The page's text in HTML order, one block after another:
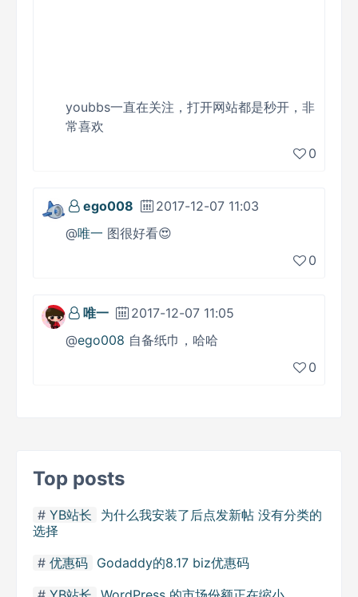
youbbs一直在关注，打开网站都是秒开，非
常喜欢
0
ego008
2017-12-07 11:03
@唯一 图很好看😍
0
唯一
2017-12-07 11:05
@ego008 自备纸巾，哈哈
0
Top posts
YB站长
为什么我安装了后点发新帖 没有分类的
选择
优惠码 Godaddy的8.17 biz优惠码